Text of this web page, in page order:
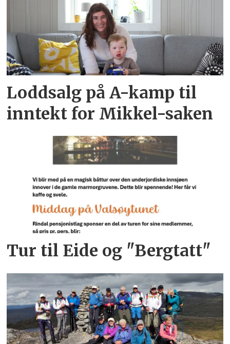
Loddsalg på A-kamp til
inntekt for Mikkel-saken
Tur til Eide og "Bergtatt"